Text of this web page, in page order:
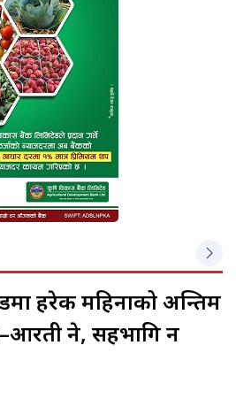
हरेक महिनाको अन्तिम
हुने, सहभागि हुन